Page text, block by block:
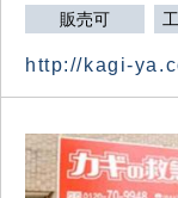
販売可
http://kagi-